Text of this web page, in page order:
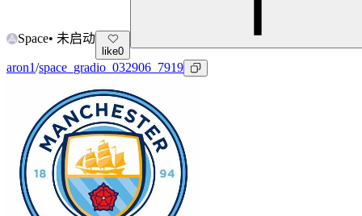
Space• 未启动
like0
aron1/space_gradio_032906_7919